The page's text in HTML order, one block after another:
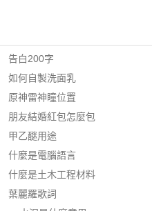
告白200字
如何自製洗面乳
原神雷神瞳位置
朋友結婚紅包怎麼包
甲乙醚用途
什麼是電腦語言
什麼是土木工程材料
葉麗羅歌詞